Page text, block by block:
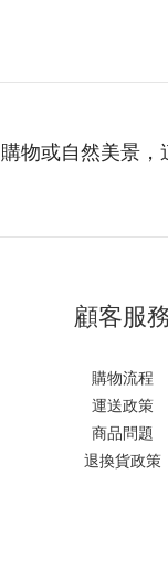
物或自然美景
顧客服
購物流程
運送政策
商品問題
退換貨政策